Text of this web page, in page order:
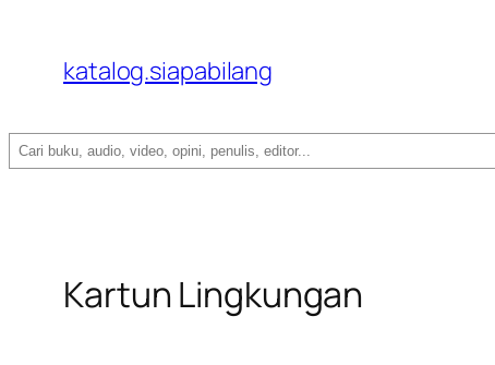
katalog.siapabilang
Search
Kartun Lingkungan